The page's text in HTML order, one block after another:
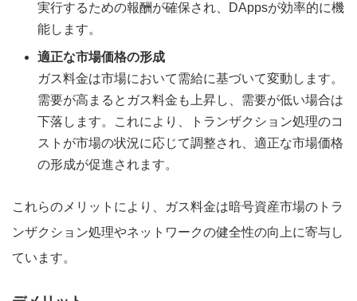
実行するための報酬が確保され、DAppsが効率的に機
能します。
適正な市場価格の形成
ガス料金は市場において需給に基づいて変動します。
需要が高まるとガス料金も上昇し、需要が低い場合は
下落します。これにより、トランザクション処理のコ
ストが市場の状況に応じて調整され、適正な市場価格
の形成が促進されます。
これらのメリットにより、ガス料金は暗号資産市場のトラ
ンザクション処理やネットワークの健全性の向上に寄与し
ています。